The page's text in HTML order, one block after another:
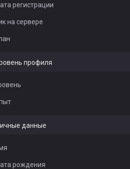
регистрации
на сервере
профиля
данные
рождения